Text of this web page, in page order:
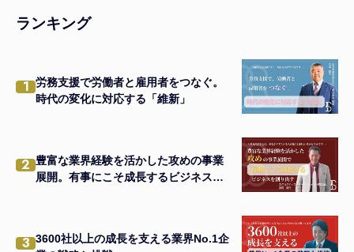
ランキング
1 労務支援で労働者と雇用者をつなぐ。
時代の変化に対応する「維新」
2 豊富な業界経験を活かした攻めの事業
展開。有事にこそ成長するビジネスを
3 3600社以上の成長を支える業界No.1企